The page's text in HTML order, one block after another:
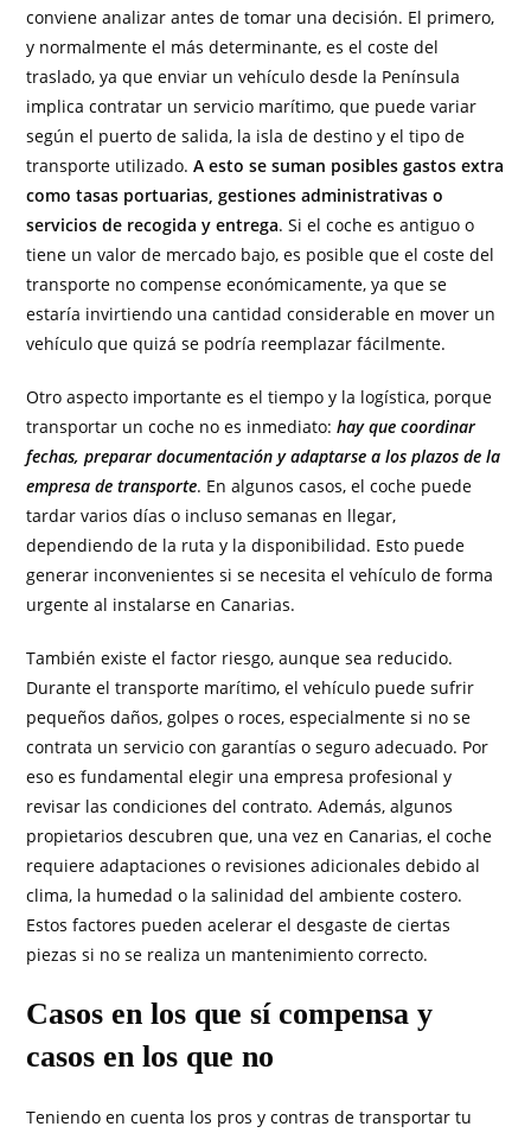
conviene analizar antes de tomar una decisión. El primero,
y normalmente el más determinante, es el coste del
traslado, ya que enviar un vehículo desde la Península
implica contratar un servicio marítimo, que puede variar
según el puerto de salida, la isla de destino y el tipo de
transporte utilizado.A esto se suman posibles gastos extra
como tasas portuarias, gestiones administrativas o
servicios de recogida y entrega. Si el coche es antiguo o
tiene un valor de mercado bajo, es posible que el coste del
transporte no compense económicamente, ya que se
estaría invirtiendo una cantidad considerable en mover un
vehículo que quizá se podría reemplazar fácilmente.
Otro aspecto importante es el tiempo y la logística, porque
transportar un coche no es inmediato:hay que coordinar
fechas, preparar documentación y adaptarse a los plazos de la
empresa de transporte. En algunos casos, el coche puede
tardar varios días o incluso semanas en llegar,
dependiendo de la ruta y la disponibilidad. Esto puede
generar inconvenientes si se necesita el vehículo de forma
urgente al instalarse en Canarias.
También existe el factor riesgo, aunque sea reducido.
Durante el transporte marítimo, el vehículo puede sufrir
pequeños daños, golpes o roces, especialmente si no se
contrata un servicio con garantías o seguro adecuado. Por
eso es fundamental elegir una empresa profesional y
revisar las condiciones del contrato. Además, algunos
propietarios descubren que, una vez en Canarias, el coche
requiere adaptaciones o revisiones adicionales debido al
clima, la humedad o la salinidad del ambiente costero.
Estos factores pueden acelerar el desgaste de ciertas
piezas si no se realiza un mantenimiento correcto.
Casos en los que sí compensa y
casos en los que no
Teniendo en cuenta los pros y contras de transportar tu